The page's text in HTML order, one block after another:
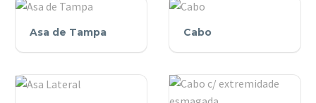
Tampa
Asa de Tampa Cabo